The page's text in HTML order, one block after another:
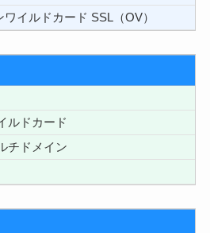
イルドカード SSL（OV）
ルドカード
チドメイン